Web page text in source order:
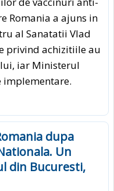
Romania a ajuns in
al Sanatatii Vlad
privind achizitiile au
iar Ministerul
implementare.
dupa
Un
din Bucuresti,